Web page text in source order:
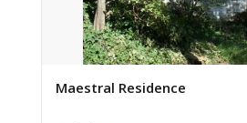
Maestral Residence